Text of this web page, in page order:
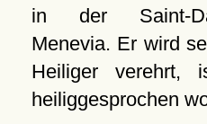
in der Saint-
Menevia. Er wird
Heiliger verehrt,
heiliggesprochen